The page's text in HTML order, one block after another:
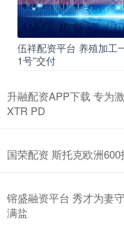
伍祥配资平台 养殖加工
1号”交付
升融配资APP下载 专为
XTR PD
国荣配资 斯托克欧洲
镕盛融资平台 秀才为妻
满盐